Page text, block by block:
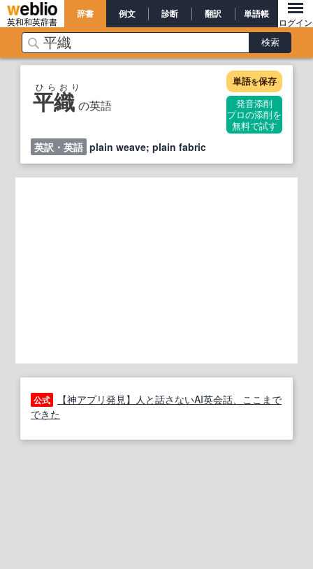
英和和英辞書
辞書 例文 診断 翻訳 単語帳
ログイン
平織 の英語
ひらおり 単語を保存
発音添削
プロの添削を
無料で試す
英訳・英語 plain weave; plain fabric
公式
【神アプリ発見】人と話さないAI英会話、ここまで
できた